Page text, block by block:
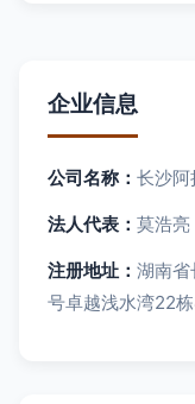
企业信息
公司名称： 长沙阿
法人代表： 莫浩亮
注册地址： 湖南
号卓越浅水湾22